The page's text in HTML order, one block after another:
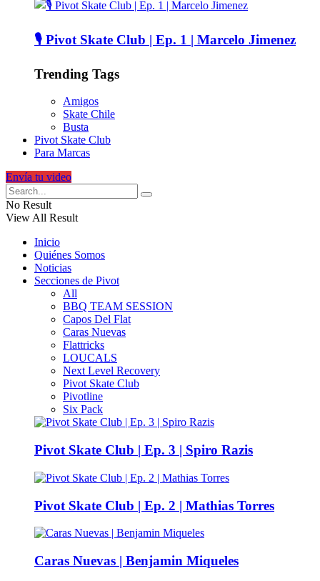
🎙️ Pivot Skate Club | Ep. 1 | Marcelo Jimenez
Trending Tags
Amigos
Skate Chile
Busta
Pivot Skate Club
Para Marcas
Envía tu video
No Result
View All Result
Inicio
Quiénes Somos
Noticias
Secciones de Pivot
All
BBQ TEAM SESSION
Capos Del Flat
Caras Nuevas
Flattricks
LOUCALS
Next Level Recovery
Pivot Skate Club
Pivotline
Six Pack
Pivot Skate Club | Ep. 3 | Spiro Razis
Pivot Skate Club | Ep. 2 | Mathias Torres
Caras Nuevas | Benjamin Miqueles